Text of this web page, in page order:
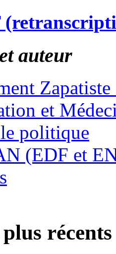
auteur
et
politique
(EDF et
récents